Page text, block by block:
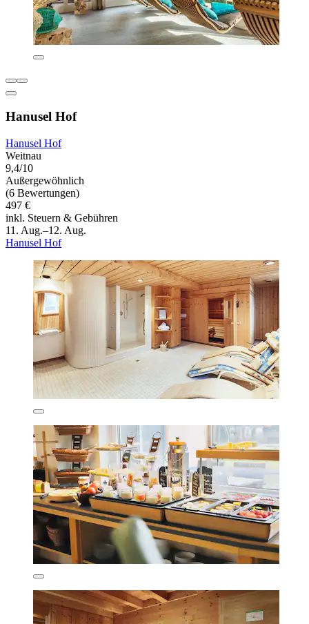
Hanusel Hof
Hanusel Hof
Weitnau
9,4/10
Außergewöhnlich
(6 Bewertungen)
497 €
inkl. Steuern & Gebühren
11. Aug.–12. Aug.
Hanusel Hof